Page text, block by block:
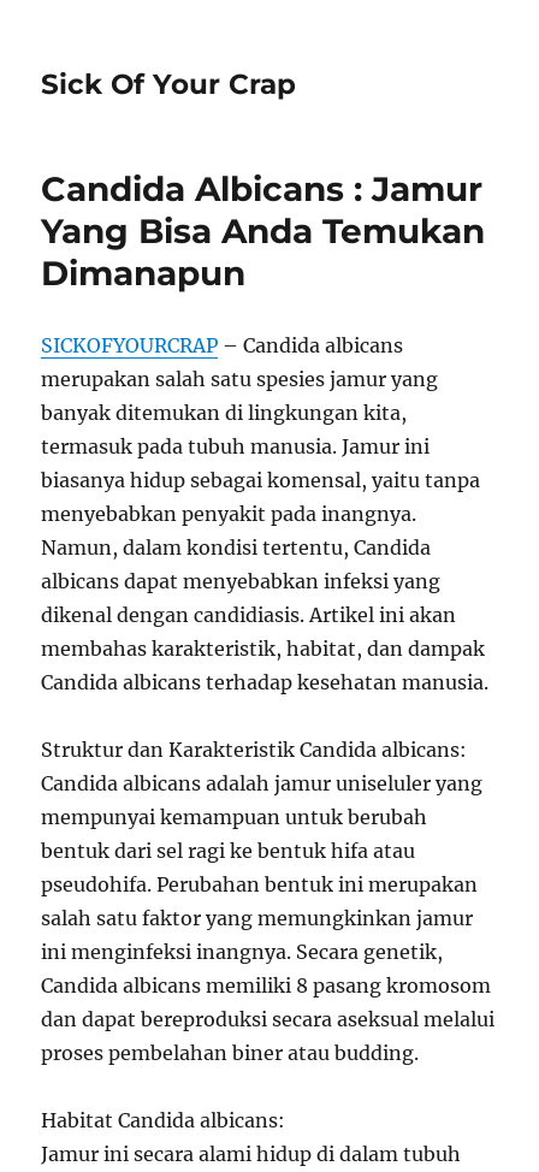
Sick Of Your Crap
Candida Albicans : Jamur
Yang Bisa Anda Temukan
Dimanapun
SICKOFYOURCRAP – Candida albicans
merupakan salah satu spesies jamur yang
banyak ditemukan di lingkungan kita,
termasuk pada tubuh manusia. Jamur ini
biasanya hidup sebagai komensal, yaitu tanpa
menyebabkan penyakit pada inangnya.
Namun, dalam kondisi tertentu, Candida
albicans dapat menyebabkan infeksi yang
dikenal dengan candidiasis. Artikel ini akan
membahas karakteristik, habitat, dan dampak
Candida albicans terhadap kesehatan manusia.
Struktur dan Karakteristik Candida albicans:
Candida albicans adalah jamur uniseluler yang
mempunyai kemampuan untuk berubah
bentuk dari sel ragi ke bentuk hifa atau
pseudohifa. Perubahan bentuk ini merupakan
salah satu faktor yang memungkinkan jamur
ini menginfeksi inangnya. Secara genetik,
Candida albicans memiliki 8 pasang kromosom
dan dapat bereproduksi secara aseksual melalui
proses pembelahan biner atau budding.
Habitat Candida albicans:
Jamur ini secara alami hidup di dalam tubuh